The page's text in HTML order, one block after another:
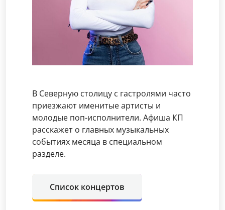
В Северную столицу с гастролями часто
приезжают именитые артисты и
молодые поп-исполнители. Афиша КП
расскажет о главных музыкальных
событиях месяца в специальном
разделе.
Список концертов